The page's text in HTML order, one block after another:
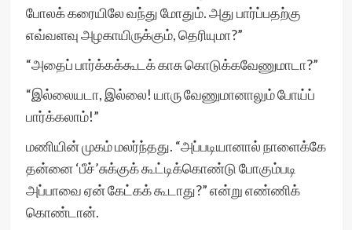
போலக் கரையிலே வந்து மோதும். அது பார்ப்பதற்கு
எவ்வளவு அழகாயிருக்கும், தெரியுமா?”
“அதைப் பார்க்கக்கூடக் காசு கொடுக்கவேணுமாடா?”
“இல்லையடா, இல்லை! யாரு வேணுமானாலும் போய்ப்
பார்க்கலாம்!”
மணியின் முகம் மலர்ந்தது. “அப்படியானால் நாளைக்கே
தன்னை ‘பீச்’சுக்குக் கூட்டிக்கொண்டு போகும்படி
அப்பாவை ஏன் கேட்கக் கூடாது?” என்று எண்ணிக்
கொண்டான்.